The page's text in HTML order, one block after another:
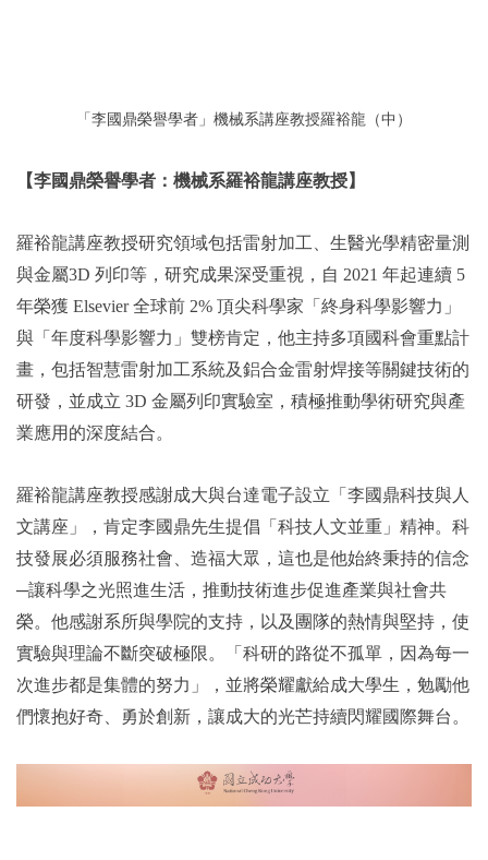
「李國鼎榮譽學者」機械系講座教授羅裕龍（中）
【李國鼎榮譽學者：機械系羅裕龍講座教授】
羅裕龍講座教授研究領域包括雷射加工、生醫光學精密量測
與金屬3D 列印等，研究成果深受重視，自 2021 年起連續 5
年榮獲 Elsevier 全球前 2% 頂尖科學家「終身科學影響力」
與「年度科學影響力」雙榜肯定，他主持多項國科會重點計
畫，包括智慧雷射加工系統及鋁合金雷射焊接等關鍵技術的
研發，並成立 3D 金屬列印實驗室，積極推動學術研究與產
業應用的深度結合。
羅裕龍講座教授感謝成大與台達電子設立「李國鼎科技與人
文講座 」，肯定李國鼎先生提倡「科技人文並重」精神。科
技發展必須服務社會、造福大眾，這也是他始終秉持的信念
─讓科學之光照進生活，推動技術進步促進產業與社會共
榮。他感謝系所與學院的支持，以及團隊的熱情與堅持，使
實驗與理論不斷突破極限。「科研的路從不孤單，因為每一
次進步都是集體的努力」，並將榮耀獻給成大學生，勉勵他
們懷抱好奇、勇於創新，讓成大的光芒持續閃耀國際舞台。